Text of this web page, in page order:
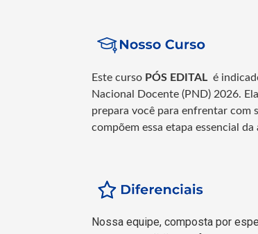
Este curso PÓS EDITAL é
Nacional Docente (PND) 2026.
prepara você para enfrentar com
compõem essa etapa essencial da
Nossa equipe, composta por